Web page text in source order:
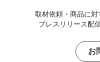
取材依頼・商品に対
プレスリリース配
お